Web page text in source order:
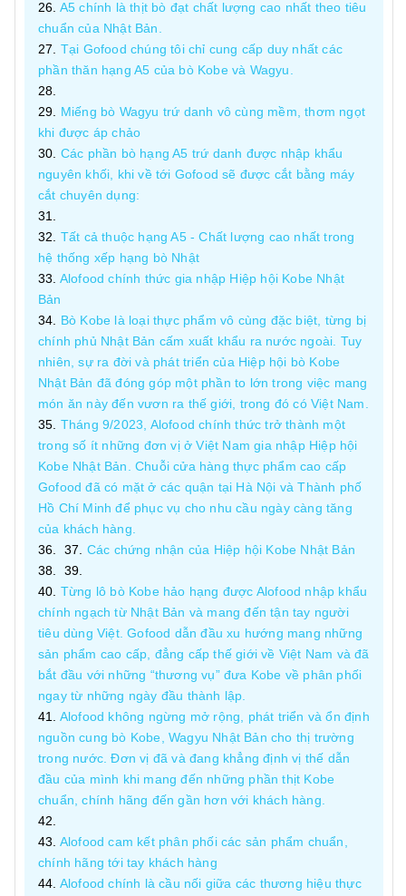
A5 chính là thịt bò đạt chất lượng cao nhất theo tiêu
chuẩn của Nhật Bản.
Tại Gofood chúng tôi chỉ cung cấp duy nhất các
phần thăn hạng A5 của bò Kobe và Wagyu.
Miếng bò Wagyu trứ danh vô cùng mềm, thơm ngọt
khi được áp chảo
Các phần bò hạng A5 trứ danh được nhập khẩu
nguyên khối, khi về tới Gofood sẽ được cắt bằng máy
cắt chuyên dụng:
Tất cả thuộc hạng A5 - Chất lượng cao nhất trong
hệ thống xếp hạng bò Nhật
Alofood chính thức gia nhập Hiệp hội Kobe Nhật
Bản
Bò Kobe là loại thực phẩm vô cùng đặc biệt, từng bị
chính phủ Nhật Bản cấm xuất khẩu ra nước ngoài. Tuy
nhiên, sự ra đời và phát triển của Hiệp hội bò Kobe
Nhật Bản đã đóng góp một phần to lớn trong việc mang
món ăn này đến vươn ra thế giới, trong đó có Việt Nam.
Tháng 9/2023, Alofood chính thức trở thành một
trong số ít những đơn vị ở Việt Nam gia nhập Hiệp hội
Kobe Nhật Bản. Chuỗi cửa hàng thực phẩm cao cấp
Gofood đã có mặt ở các quận tại Hà Nội và Thành phố
Hồ Chí Minh để phục vụ cho nhu cầu ngày càng tăng
của khách hàng.
Các chứng nhận của Hiệp hội Kobe Nhật Bản
Từng lô bò Kobe hảo hạng được Alofood nhập khẩu
chính ngạch từ Nhật Bản và mang đến tận tay người
tiêu dùng Việt. Gofood dẫn đầu xu hướng mang những
sản phẩm cao cấp, đẳng cấp thế giới về Việt Nam và đã
bắt đầu với những “thương vụ” đưa Kobe về phân phối
ngay từ những ngày đầu thành lập.
Alofood không ngừng mở rộng, phát triển và ổn định
nguồn cung bò Kobe, Wagyu Nhật Bản cho thị trường
trong nước. Đơn vị đã và đang khẳng định vị thế dẫn
đầu của mình khi mang đến những phần thịt Kobe
chuẩn, chính hãng đến gần hơn với khách hàng.
Alofood cam kết phân phối các sản phẩm chuẩn,
chính hãng tới tay khách hàng
Alofood chính là cầu nối giữa các thương hiệu thực